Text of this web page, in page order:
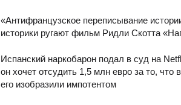
«Антифранцузское переписывание
историки ругают фильм Ридли Скотта
Испанский наркобарон подал в суд на
он хочет отсудить 1,5 млн евро за то, что
его изобразили импотентом